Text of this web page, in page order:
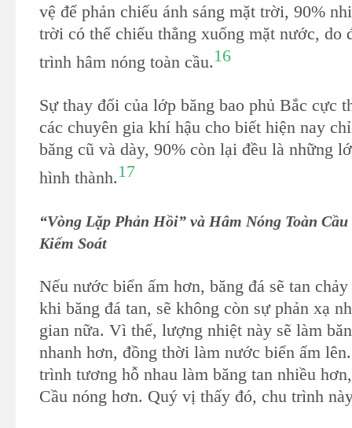
vệ để phản chiếu ánh sáng mặt trời, 90%
trời có thể chiếu thẳng xuống mặt nước, do
trình hâm nóng toàn cầu.16
Sự thay đổi của lớp băng bao phủ Bắc cực
các chuyên gia khí hậu cho biết hiện nay
băng cũ và dày, 90% còn lại đều là những
hình thành.17
“Vòng Lặp Phản Hồi” và Hâm Nóng Toàn
Kiểm Soát
Nếu nước biển ấm hơn, băng đá sẽ tan
khi băng đá tan, sẽ không còn sự phản xạ
gian nữa. Vì thế, lượng nhiệt này sẽ làm
nhanh hơn, đồng thời làm nước biển ấm
trình tương hỗ nhau làm băng tan nhiều
Cầu nóng hơn. Quý vị thấy đó, chu trình